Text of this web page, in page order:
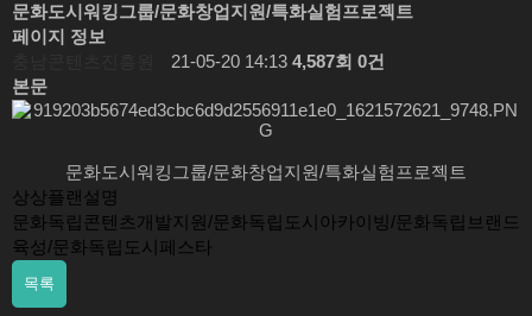
문화도시워킹그룹/문화창업지원/특화실험프로젝트
페이지 정보
21-05-20 14:13 4,587회 0건
본문
문화도시워킹그룹/문화창업지원/특화실험프로젝트
상상플랜설명
문화독립콘텐츠개발지원/문화독립도시아카이빙/문화독립브랜드
육성/문화독립도시페스타
목록